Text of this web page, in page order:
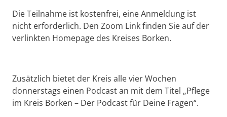
Die Teilnahme ist kostenfrei, eine Anmeldung ist
nicht erforderlich. Den Zoom Link finden Sie auf der
verlinkten Homepage des Kreises Borken.
Zusätzlich bietet der Kreis alle vier Wochen
donnerstags einen Podcast an mit dem Titel „Pflege
im Kreis Borken – Der Podcast für Deine Fragen“.